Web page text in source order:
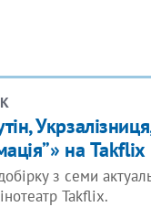
на Takflix
з семи
Takflix.